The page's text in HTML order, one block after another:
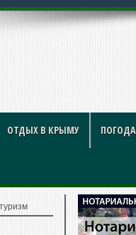
ОТДЫХ В КРЫМУ ПОГОДА